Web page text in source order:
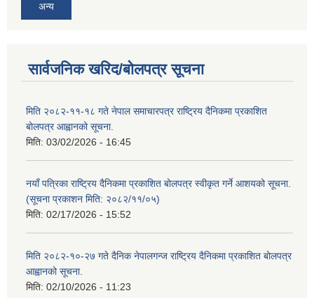
अन्य
सार्वजनिक खरिद/बोलपत्र सूचना
मिति २०८२-११-१८ गते नेपाल समाचारपत्र राष्ट्रिय दैनिकमा प्रकाशित
बोलपत्र आह्वानको सूचना.
मिति: 03/02/2026 - 16:45
नयाँ पत्रिका राष्ट्रिय दैनिकमा प्रकाशित बोलपत्र स्वीकृत गर्ने आशयको सूचना.
(सूचना प्रकाशन मिति: २०८२/११/०५)
मिति: 02/17/2026 - 15:52
मिति २०८२-१०-२७ गते दैनिक नेपालगन्ज राष्ट्रिय दैनिकमा प्रकाशित बोलपत्र
आह्वानको सूचना.
मिति: 02/10/2026 - 11:23